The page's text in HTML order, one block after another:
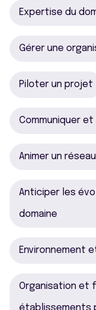
Expertise du
Gérer une
Piloter un projet
Communiquer
Animer un
Anticiper les
domaine
Environnement
Organisation et
établissements